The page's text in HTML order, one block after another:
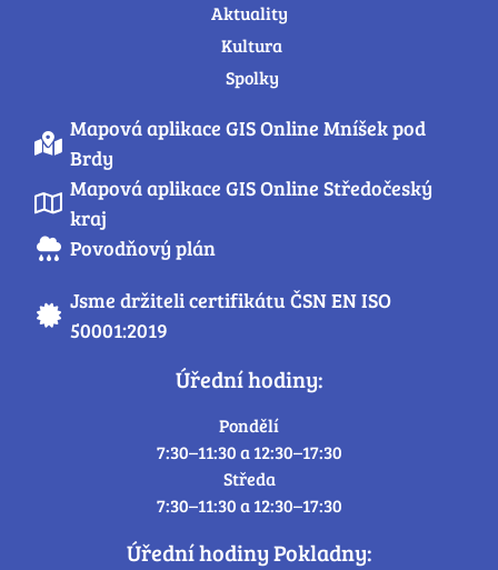
Aktuality
Kultura
Spolky
Mapová aplikace GIS Online Mníšek pod
Brdy
Mapová aplikace GIS Online Středočeský
kraj
Povodňový plán
Jsme držiteli certifikátu ČSN EN ISO
50001:2019
Úřední hodiny:
Pondělí
7:30–11:30 a 12:30–17:30
Středa
7:30–11:30 a 12:30–17:30
Úřední hodiny Pokladny: